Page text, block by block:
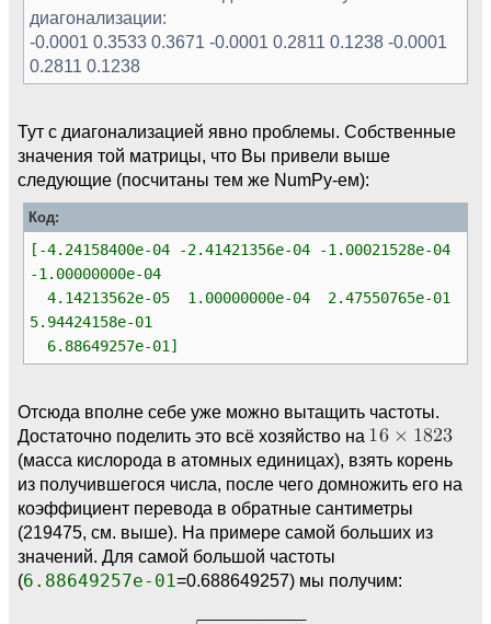
# step 3: find the eigenvalues of the
force-field matrix in mass-weighted
coordinates
# this will give the squared angular
w2=np.linalg.eigvalsh(ff)
# step 4.1: convert these values into the
normal frequencies in Hz:
timeinau
the unit of time in atomic units in seconds
c= 29979245800 # this is the speed of
light in cm/s
Const= 1./(2.*np.pi*timeinau*c) # and this
is the conversion constant
#print(np.round(Const))
v=np.sqrt(np.array(w2,dtype=complex))*
# now, print the frequencies
fori,viin enumerate( v):
print(" %2i : %7.2f + i %7.2f cm^{-1}"
%(i+1,np.real(vi), np.imag(vi)))
диагонализации:
-0.0001 0.3533 0.3671 -0.0001 0.2811 0.1238 -0.0001
0.2811 0.1238
Тут с диагонализацией явно проблемы. Собственные
значения той матрицы, что Вы привели выше
следующие (посчитаны тем же NumPy-ем):
Код:
[-4.24158400e-04 -2.41421356e-04 -1.00021528e-04
-1.00000000e-04
4.14213562e-05 1.00000000e-04 2.47550765e-01
5.94424158e-01
6.88649257e-01]
Отсюда вполне себе уже можно вытащить частоты.
Достаточно поделить это всё хозяйство на
(масса кислорода в атомных единицах), взять корень
из получившегося числа, после чего домножить его на
коэффициент перевода в обратные сантиметры
(219475, см. выше). На примере самой больших из
значений. Для самой большой частоты
(6.88649257e-01=0.688649257) мы получим: